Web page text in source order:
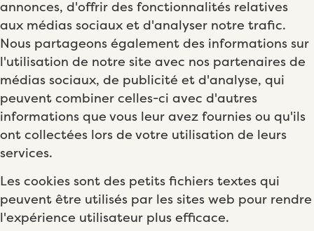
annonces, d'offrir des fonctionnalités relatives
aux médias sociaux et d'analyser notre trafic.
Nous partageons également des informations sur
l'utilisation de notre site avec nos partenaires de
médias sociaux, de publicité et d'analyse, qui
peuvent combiner celles-ci avec d'autres
informations que vous leur avez fournies ou qu'ils
ont collectées lors de votre utilisation de leurs
services.
Les cookies sont des petits fichiers textes qui
peuvent être utilisés par les sites web pour rendre
l'expérience utilisateur plus efficace.